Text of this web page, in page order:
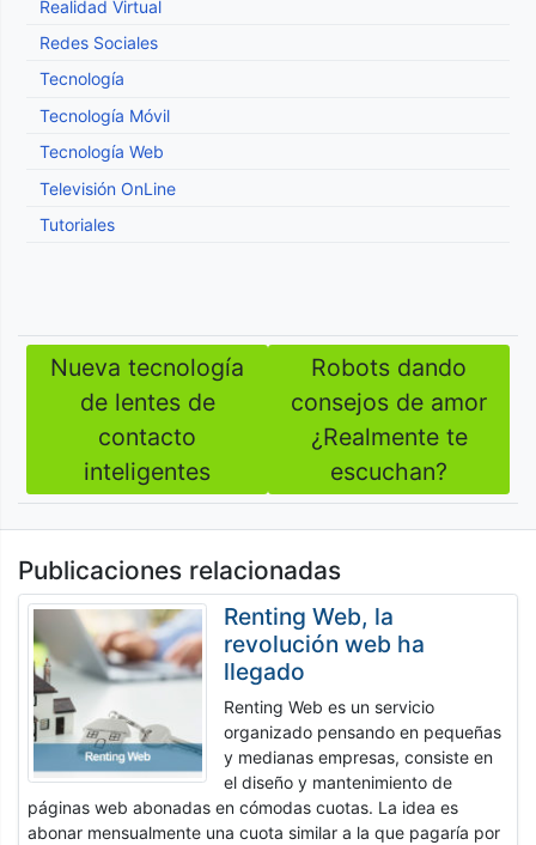
Realidad Virtual
Redes Sociales
Tecnología
Tecnología Móvil
Tecnología Web
Televisión OnLine
Tutoriales
Navegación
entradas
Nueva tecnología
de lentes de
contacto
inteligentes
Robots dando
consejos de amor
¿Realmente te
escuchan?
Publicaciones relacionadas
Renting Web, la
revolución web ha
llegado
Renting Web es un servicio
organizado pensando en pequeñas
y medianas empresas, consiste en
el diseño y mantenimiento de
páginas web abonadas en cómodas cuotas. La idea es
abonar mensualmente una cuota similar a la que pagaría por